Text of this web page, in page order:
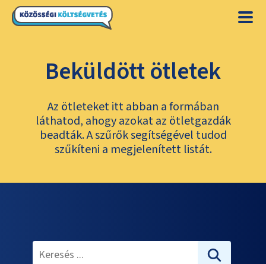
Beküldött ötletek
Az ötleteket itt abban a formában
láthatod, ahogy azokat az ötletgazdák
beadták. A szűrők segítségével tudod
szűkíteni a megjelenített listát.